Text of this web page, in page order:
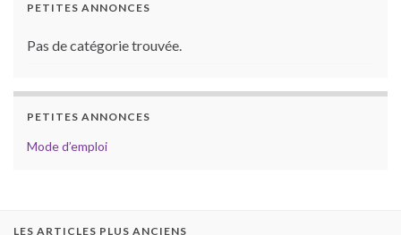
PETITES ANNONCES
Pas de catégorie trouvée.
PETITES ANNONCES
Mode d’emploi
LES ARTICLES PLUS ANCIENS